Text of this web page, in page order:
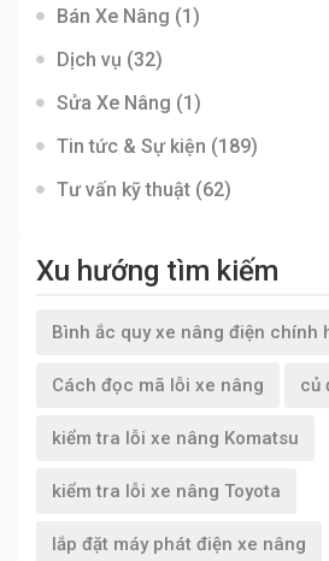
Bán Xe Nâng (1)
Dịch vụ (32)
Sửa Xe Nâng (1)
Tin tức & Sự kiện (189)
Tư vấn kỹ thuật (62)
Xu hướng tìm kiếm
Bình ắc quy xe nâng điện chính
Cách đọc mã lỗi xe nâng củ
kiểm tra lỗi xe nâng Komatsu
kiểm tra lỗi xe nâng Toyota
lắp đặt máy phát điện xe nâng